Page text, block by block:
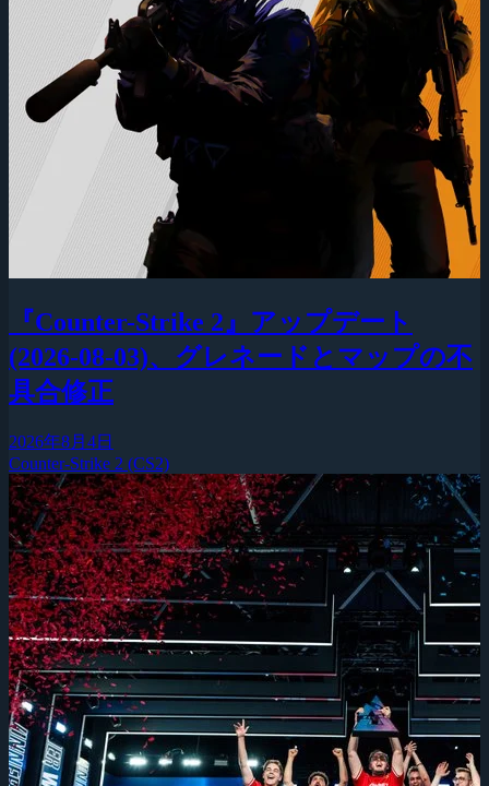
『Counter-Strike 2』アップデート
(2026-08-03)、グレネードとマップの不
具合修正
2026年8月4日
Counter-Strike 2 (CS2)